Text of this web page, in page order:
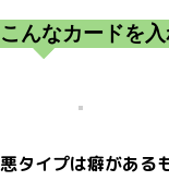
こんなカードを
悪タイプは癖がある